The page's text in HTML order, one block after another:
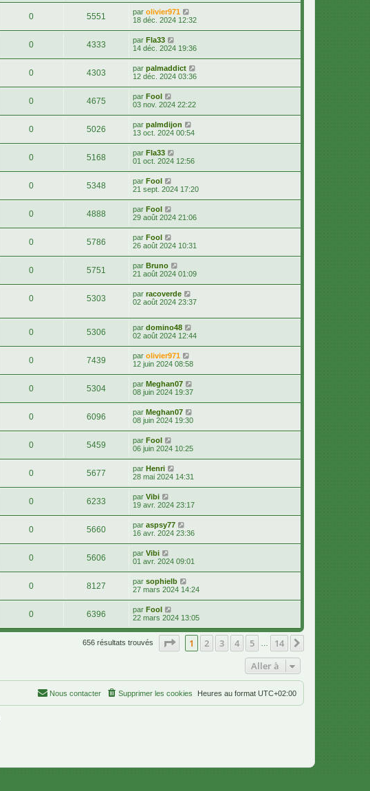
0 5551 par olivier971
18 déc. 2024 12:32
0 4333 par Fla33
14 déc. 2024 19:36
0 4303 par palmaddict
12 déc. 2024 03:36
0 4675 par Fool
03 nov. 2024 22:22
0 5026 par palmdijon
13 oct. 2024 00:54
0 5168 par Fla33
01 oct. 2024 12:56
0 5348 par Fool
21 sept. 2024 17:20
0 4888 par Fool
29 août 2024 21:06
0 5786 par Fool
26 août 2024 10:31
0 5751 par Bruno
21 août 2024 01:09
0 5303 par racoverde
02 août 2024 23:37
0 5306 par domino48
02 août 2024 12:44
0 7439 par olivier971
12 juin 2024 08:58
0 5304 par Meghan07
08 juin 2024 19:37
0 6096 par Meghan07
08 juin 2024 19:30
0 5459 par Fool
06 juin 2024 10:25
0 5677 par Henri
28 mai 2024 14:31
0 6233 par Vibi
19 avr. 2024 23:17
0 5660 par aspsy77
16 avr. 2024 23:36
0 5606 par Vibi
01 avr. 2024 09:01
0 8127 par sophielb
27 mars 2024 14:24
0 6396 par Fool
22 mars 2024 13:05
656 résultats trouvés Page sur14
1 2 3 4 5 14
Aller à
Heures au format UTC+02:00
Supprimer les cookies
Nous contacter